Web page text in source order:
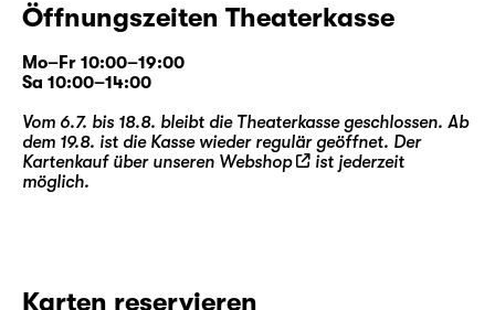
Öffnungszeiten Theaterkasse
Mo–Fr 10:00–19:00
Sa 10:00–14:00
Vom 6.7. bis 18.8. bleibt die Theaterkasse geschlossen. Ab
dem 19.8. ist die Kasse wieder regulär geöffnet. Der
Kartenkauf über unseren Webshop
ist jederzeit
möglich.
Karten reservieren